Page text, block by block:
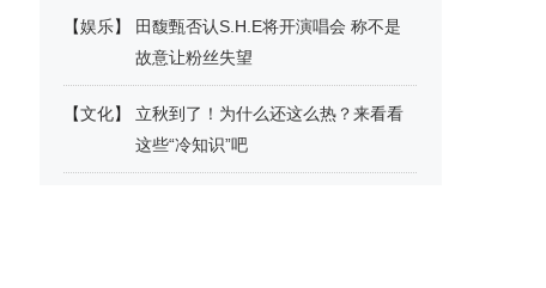
【娱乐】
田馥甄否认S.H.E将开演唱会 称不是
故意让粉丝失望
【文化】
立秋到了！为什么还这么热？来看看
这些“冷知识”吧